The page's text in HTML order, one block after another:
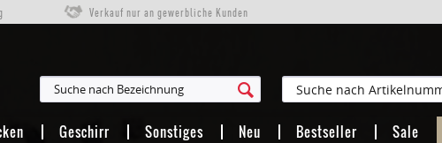
Verkauf nur an gewerbliche Kunden
Geschirr Sonstiges Neu Bestseller Sale